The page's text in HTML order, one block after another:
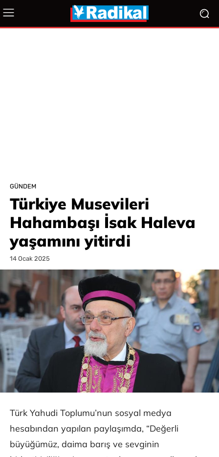
GÜNDEM
Türkiye Musevileri
Hahambaşı İsak Haleva
yaşamını yitirdi
14 Ocak 2025
Türk Yahudi Toplumu’nun sosyal medya
hesabından yapılan paylaşımda, “Değerli
büyüğümüz, daima barış ve sevginin